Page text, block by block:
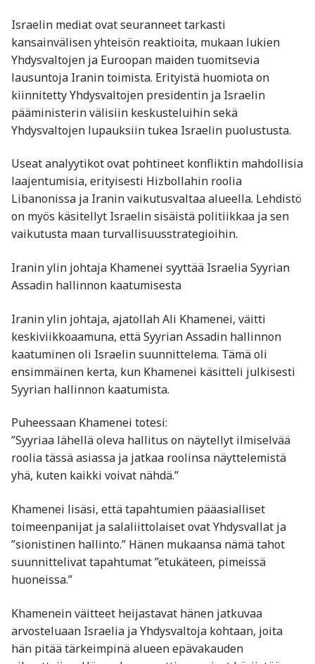
Israelin mediat ovat seuranneet tarkasti
kansainvälisen yhteisön reaktioita, mukaan lukien
Yhdysvaltojen ja Euroopan maiden tuomitsevia
lausuntoja Iranin toimista. Erityistä huomiota on
kiinnitetty Yhdysvaltojen presidentin ja Israelin
pääministerin välisiin keskusteluihin sekä
Yhdysvaltojen lupauksiin tukea Israelin puolustusta.
Useat analyytikot ovat pohtineet konfliktin mahdollisia
laajentumisia, erityisesti Hizbollahin roolia
Libanonissa ja Iranin vaikutusvaltaa alueella. Lehdistö
on myös käsitellyt Israelin sisäistä politiikkaa ja sen
vaikutusta maan turvallisuusstrategioihin.
Iranin ylin johtaja Khamenei syyttää Israelia Syyrian
Assadin hallinnon kaatumisesta
Iranin ylin johtaja, ajatollah Ali Khamenei, väitti
keskiviikkoaamuna, että Syyrian Assadin hallinnon
kaatuminen oli Israelin suunnittelema. Tämä oli
ensimmäinen kerta, kun Khamenei käsitteli julkisesti
Syyrian hallinnon kaatumista.
Puheessaan Khamenei totesi:
”Syyriaa lähellä oleva hallitus on näytellyt ilmiselvää
roolia tässä asiassa ja jatkaa roolinsa näyttelemistä
yhä, kuten kaikki voivat nähdä.”
Khamenei lisäsi, että tapahtumien pääasialliset
toimeenpanijat ja salaliittolaiset ovat Yhdysvallat ja
”sionistinen hallinto.” Hänen mukaansa nämä tahot
suunnittelivat tapahtumat ”etukäteen, pimeissä
huoneissa.”
Khamenein väitteet heijastavat hänen jatkuvaa
arvosteluaan Israelia ja Yhdysvaltoja kohtaan, joita
hän pitää tärkeimpinä alueen epävakauden